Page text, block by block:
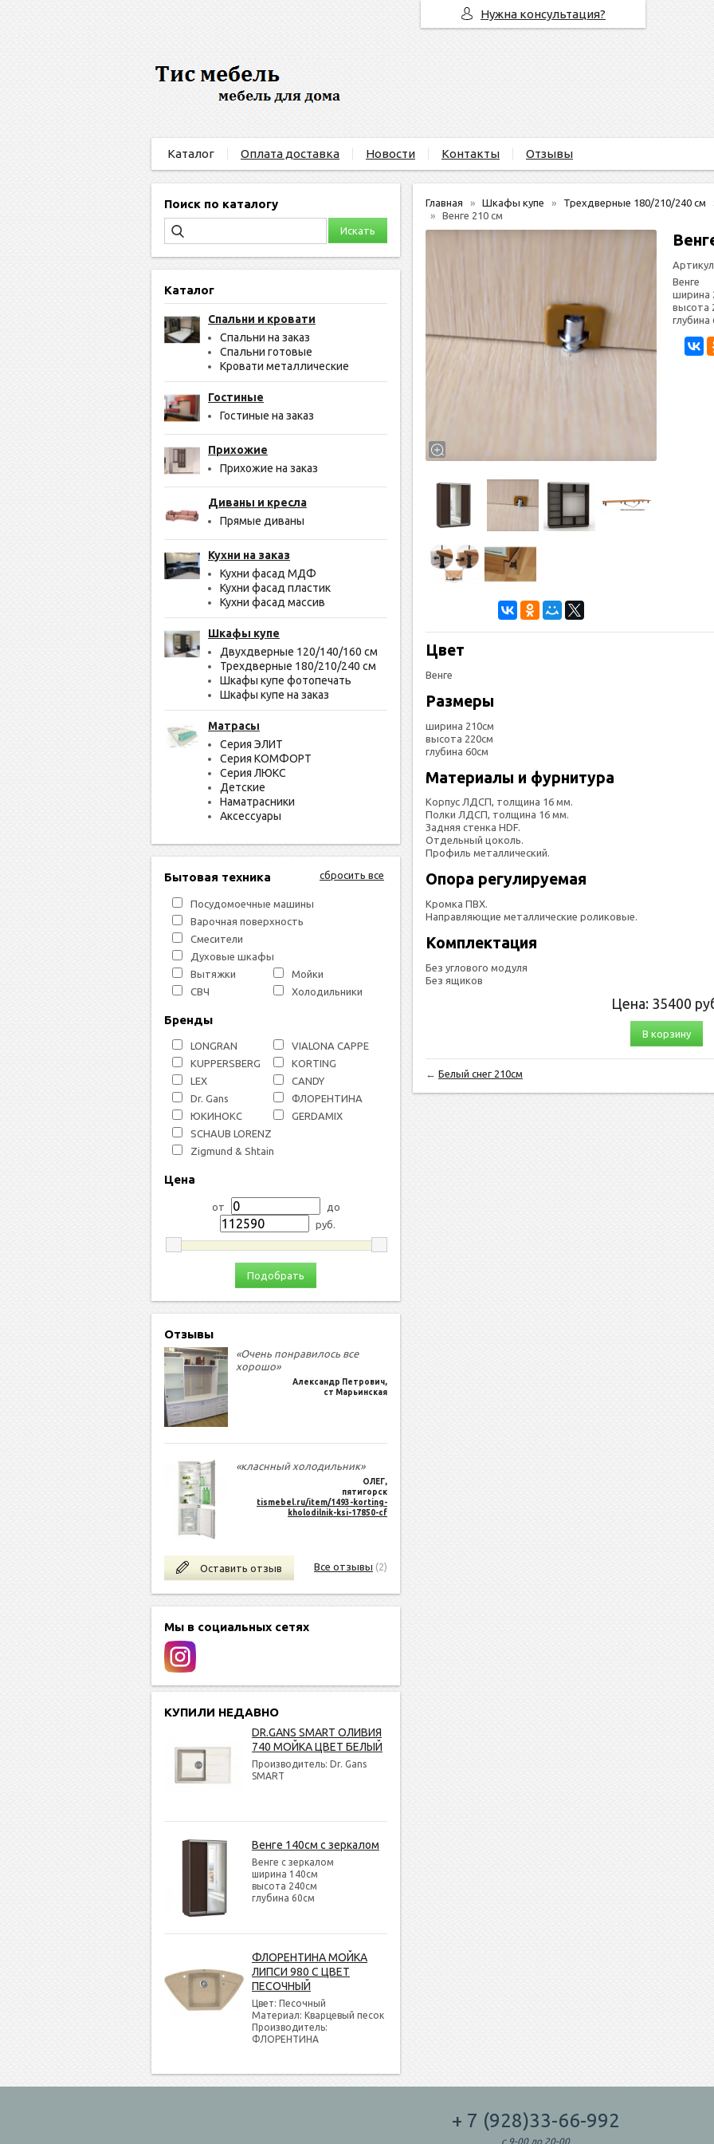
Каталог Оплата доставка Новости Контакты Отзывы
Поиск по каталогу
Каталог
Спальни и кровати
Спальни на заказ
Спальни готовые
Кровати металлические
Гостиные
Гостиные на заказ
Прихожие
Прихожие на заказ
Диваны и кресла
Прямые диваны
Кухни на заказ
Кухни фасад МДФ
Кухни фасад пластик
Кухни фасад массив
Шкафы купе
Двухдверные 120/140/160 см
Трехдверные 180/210/240 см
Шкафы купе фотопечать
Шкафы купе на заказ
Матрасы
Серия ЭЛИТ
Серия КОМФОРТ
Серия ЛЮКС
Детские
Наматрасники
Аксессуары
сбросить все
Бытовая техника
Посудомоечные машины
Варочная поверхность
Смесители
Духовые шкафы
Вытяжки
Мойки
СВЧ
Холодильники
Бренды
LONGRAN
VIALONA CAPPE
KUPPERSBERG
KORTING
LEX
СANDY
Dr. Gans
ФЛОРЕНТИНА
ЮКИНОКС
GERDAMIX
SCHAUB LORENZ
Zigmund & Shtain
Цена
от
до
руб.
Подобрать
Отзывы
«Очень понравилось все
хорошо»
Александр Петрович,
ст Марьинская
«класнный холодильник»
ОЛЕГ,
пятигорск
tismebel.ru/item/1493-korting-
kholodilnik-ksi-17850-cf
Оставить отзыв Все отзывы (2)
Мы в социальных сетях
КУПИЛИ НЕДАВНО
DR.GANS SMART ОЛИВИЯ
740 МОЙКА ЦВЕТ БЕЛЫЙ
Производитель: Dr. Gans
SMART
Венге 140см с зеркалом
Венге с зеркалом
ширина 140см
высота 240см
глубина 60см
ФЛОРЕНТИНА МОЙКА
ЛИПСИ 980 С ЦВЕТ
ПЕСОЧНЫЙ
Цвет: Песочный
Материал: Кварцевый песок
Производитель:
ФЛОРЕНТИНА
Главная Шкафы купе
Трехдверные 180/210/240 см
Венге 210 см
Венге
ширина
высота
глубина
Цвет
Венге
Размеры
ширина 210см
высота 220см
глубина 60см
Материалы и фурнитура
Корпус ЛДСП, толщина 16 мм.
Полки ЛДСП, толщина 16 мм.
Задняя стенка HDF.
Отдельный цоколь.
Профиль металлический.
Опора регулируемая
Кромка ПВХ.
Направляющие металлические роликовые.
Комплектация
Без углового модуля
Без ящиков
Цена: 35400
В корзину
← Белый снег 210см
+ 7 (928)33-66-992
с 9-00 до 20-00
Нужна консультация?